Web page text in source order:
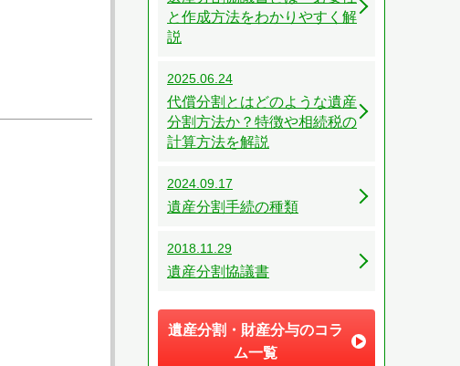
と作成方法をわかりやすく解
説
2025.06.24
代償分割とはどのような遺産
分割方法か？特徴や相続税の
計算方法を解説
2024.09.17
遺産分割手続の種類
2018.11.29
遺産分割協議書
遺産分割・財産分与のコラ
ム一覧